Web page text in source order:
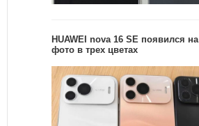
HUAWEI nova 16 SE появился
фото в трех цветах